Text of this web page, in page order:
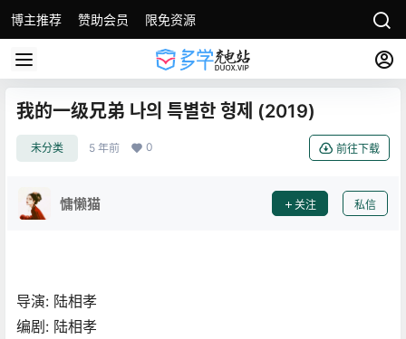
博主推荐 赞助会员 限免资源
我的一级兄弟 나의 특별한 형제 (2019)
未分类 5 年前 0 前往下载
慵懒猫 关注 私信
导演: 陆相孝
编剧: 陆相孝